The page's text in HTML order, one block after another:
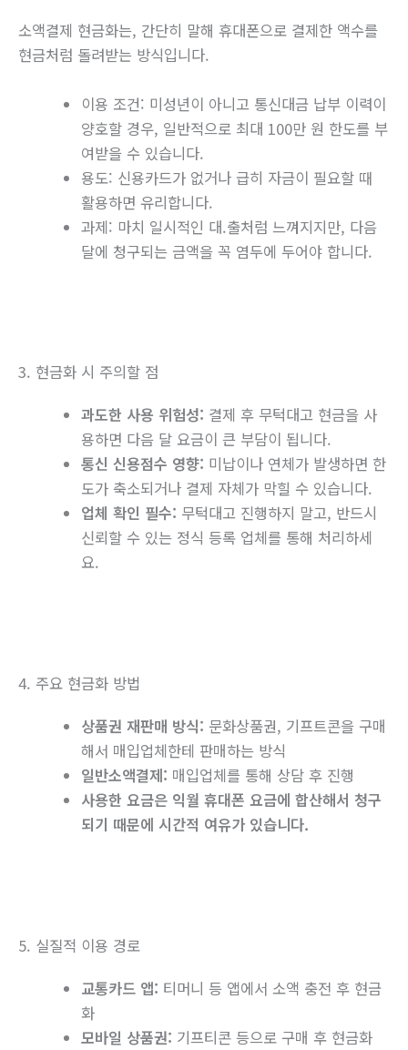
소액결제 현금화는, 간단히 말해 휴대폰으로 결제한 액수를
현금처럼 돌려받는 방식입니다.
이용 조건: 미성년이 아니고 통신대금 납부 이력이
양호할 경우, 일반적으로 최대 100만 원 한도를 부
여받을 수 있습니다.
용도: 신용카드가 없거나 급히 자금이 필요할 때
활용하면 유리합니다.
과제: 마치 일시적인 대.출처럼 느껴지지만, 다음
달에 청구되는 금액을 꼭 염두에 두어야 합니다.
3. 현금화 시 주의할 점
과도한 사용 위험성: 결제 후 무턱대고 현금을 사
용하면 다음 달 요금이 큰 부담이 됩니다.
통신 신용점수 영향: 미납이나 연체가 발생하면 한
도가 축소되거나 결제 자체가 막힐 수 있습니다.
업체 확인 필수: 무턱대고 진행하지 말고, 반드시
신뢰할 수 있는 정식 등록 업체를 통해 처리하세
요.
4. 주요 현금화 방법
상품권 재판매 방식: 문화상품권, 기프트콘을 구매
해서 매입업체한테 판매하는 방식
일반소액결제: 매입업체를 통해 상담 후 진행
사용한 요금은 익월 휴대폰 요금에 합산해서 청구
되기 때문에 시간적 여유가 있습니다.
5. 실질적 이용 경로
교통카드 앱: 티머니 등 앱에서 소액 충전 후 현금
화
모바일 상품권: 기프티콘 등으로 구매 후 현금화